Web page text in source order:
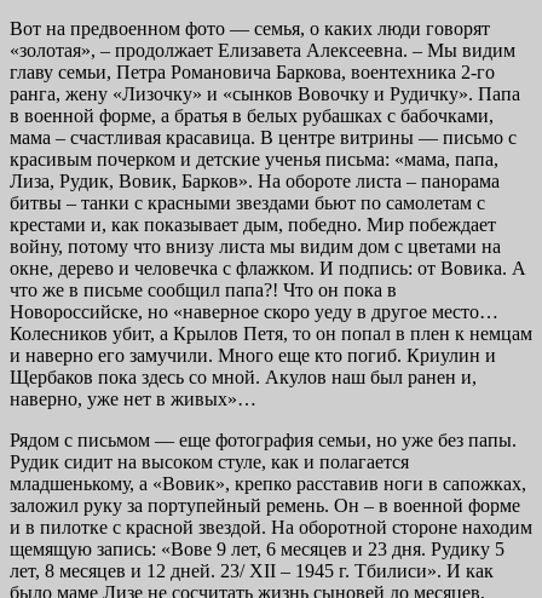
Вот на предвоенном фото — семья, о каких люди говорят
«золотая», – продолжает Елизавета Алексеевна. – Мы видим
главу семьи, Петра Романовича Баркова, воентехника 2-го
ранга, жену «Лизочку» и «сынков Вовочку и Рудичку». Папа
в военной форме, а братья в белых рубашках с бабочками,
мама – счастливая красавица. В центре витрины — письмо с
красивым почерком и детские ученья письма: «мама, папа,
Лиза, Рудик, Вовик, Барков». На обороте листа – панорама
битвы – танки с красными звездами бьют по самолетам с
крестами и, как показывает дым, победно. Мир побеждает
войну, потому что внизу листа мы видим дом с цветами на
окне, дерево и человечка с флажком. И подпись: от Вовика. А
что же в письме сообщил папа?! Что он пока в
Новороссийске, но «наверное скоро уеду в другое место…
Колесников убит, а Крылов Петя, то он попал в плен к немцам
и наверно его замучили. Много еще кто погиб. Криулин и
Щербаков пока здесь со мной. Акулов наш был ранен и,
наверно, уже нет в живых»…
Рядом с письмом — еще фотография семьи, но уже без папы.
Рудик сидит на высоком стуле, как и полагается
младшенькому, а «Вовик», крепко расставив ноги в сапожках,
заложил руку за портупейный ремень. Он – в военной форме
и в пилотке с красной звездой. На оборотной стороне находим
щемящую запись: «Вове 9 лет, 6 месяцев и 23 дня. Рудику 5
лет, 8 месяцев и 12 дней. 23/ XII – 1945 г. Тбилиси». И как
было маме Лизе не сосчитать жизнь сыновей до месяцев,